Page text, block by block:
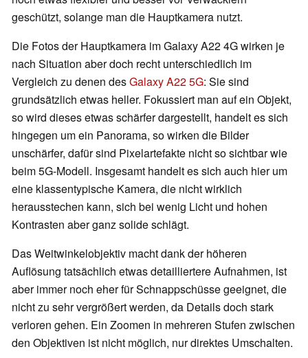
geschützt, solange man die Hauptkamera nutzt.
Die Fotos der Hauptkamera im Galaxy A22 4G wirken je
nach Situation aber doch recht unterschiedlich im
Vergleich zu denen desGalaxy A22 5G: Sie sind
grundsätzlich etwas heller. Fokussiert man auf ein Objekt,
so wird dieses etwas schärfer dargestellt, handelt es sich
hingegen um ein Panorama, so wirken die Bilder
unschärfer, dafür sind Pixelartefakte nicht so sichtbar wie
beim 5G-Modell. Insgesamt handelt es sich auch hier um
eine klassentypische Kamera, die nicht wirklich
herausstechen kann, sich bei wenig Licht und hohen
Kontrasten aber ganz solide schlägt.
Das Weitwinkelobjektiv macht dank der höheren
Auflösung tatsächlich etwas detailliertere Aufnahmen, ist
aber immer noch eher für Schnappschüsse geeignet, die
nicht zu sehr vergrößert werden, da Details doch stark
verloren gehen. Ein Zoomen in mehreren Stufen zwischen
den Objektiven ist nicht möglich, nur direktes Umschalten.